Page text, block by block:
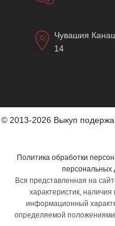
Чувашия
14
© 2013-2026 Выкуп
Политика обработки
персональных
Вся представленная на
характеристик,
информационный
определяемой положениями